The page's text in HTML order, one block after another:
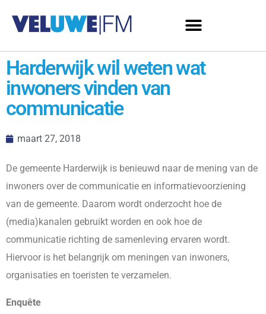
Harderwijk wil weten wat
inwoners vinden van
communicatie
maart 27, 2018
De gemeente Harderwijk is benieuwd naar de mening van de
inwoners over de communicatie en informatievoorziening
van de gemeente. Daarom wordt onderzocht hoe de
(media)kanalen gebruikt worden en ook hoe de
communicatie richting de samenleving ervaren wordt.
Hiervoor is het belangrijk om meningen van inwoners,
organisaties en toeristen te verzamelen.
Enquête